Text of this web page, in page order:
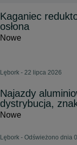
Kaganiec
osłona
Nowe
Lębork - 22 lipca 2026
Najazdy
dystrybucja,
Nowe
Lębork - Odświeżono dnia